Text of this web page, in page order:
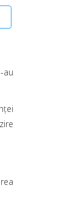
au